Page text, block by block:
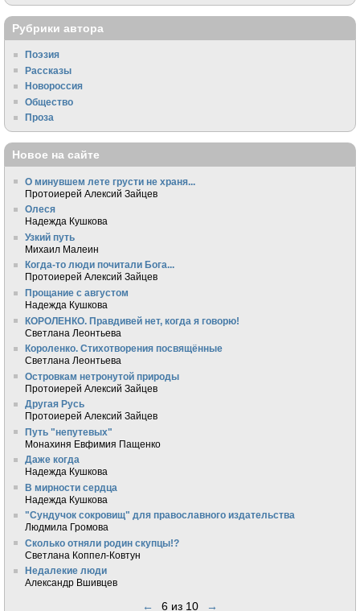
Рубрики автора
Поэзия
Рассказы
Новороссия
Общество
Проза
Новое на сайте
О минувшем лете грусти не храня...
Протоиерей Алексий Зайцев
Олеся
Надежда Кушкова
Узкий путь
Михаил Малеин
Когда-то люди почитали Бога...
Протоиерей Алексий Зайцев
Прощание с августом
Надежда Кушкова
КОРОЛЕНКО. Правдивей нет, когда я говорю!
Светлана Леонтьева
Короленко. Стихотворения посвящённые
Светлана Леонтьева
Островкам нетронутой природы
Протоиерей Алексий Зайцев
Другая Русь
Протоиерей Алексий Зайцев
Путь "непутевых"
Монахиня Евфимия Пащенко
Даже когда
Надежда Кушкова
В мирности сердца
Надежда Кушкова
"Сундучок сокровищ" для православного издательства
Людмила Громова
Сколько отняли родин скупцы!?
Светлана Коппел-Ковтун
Недалекие люди
Александр Вшивцев
← 6 из 10 →